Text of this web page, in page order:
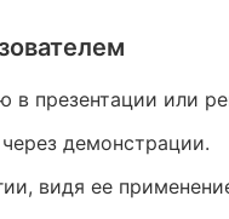
в презентации или
демонстрации.
видя ее